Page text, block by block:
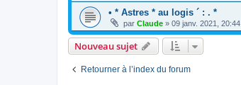
• * Astres * au logis ´ : . *
par Claude » 09 janv. 2021, 20:44
Nouveau sujet
Retourner à l’index du forum